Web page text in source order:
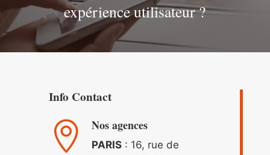
expérience utilisateur ?
Info Contact
 Nos agences
PARIS: 16, rue de